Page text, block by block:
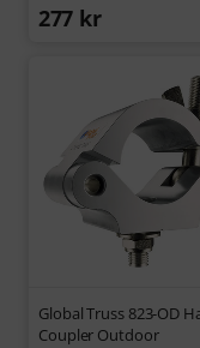
277 kr
Global Truss 823-OD
Coupler Outdoor